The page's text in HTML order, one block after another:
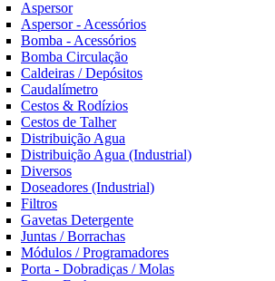
Aspersor
Aspersor - Acessórios
Bomba - Acessórios
Bomba Circulação
Caldeiras / Depósitos
Caudalímetro
Cestos & Rodízios
Cestos de Talher
Distribuição Agua
Distribuição Agua (Industrial)
Diversos
Doseadores (Industrial)
Filtros
Gavetas Detergente
Juntas / Borrachas
Módulos / Programadores
Porta - Dobradiças / Molas